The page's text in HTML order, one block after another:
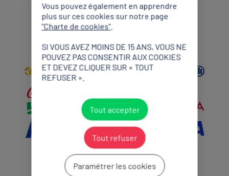
Partenaires Mondiaux
Partenaires Premium
Vous pouvez également en apprendre
plus sur ces cookies sur notre page
"Charte de cookies".
SI VOUS AVEZ MOINS DE 15 ANS, VOUS NE
POUVEZ PAS CONSENTIR AUX COOKIES
ET DEVEZ CLIQUER SUR « TOUT
REFUSER ».
Tout accepter
Tout refuser
Paramétrer les cookies